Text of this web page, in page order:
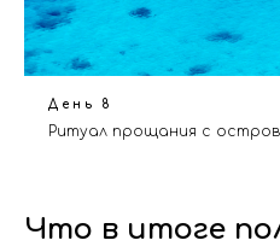
День 8
Ритуал прощания с
Что в итоге